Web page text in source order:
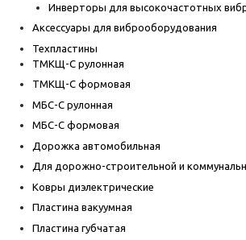
Инверторы для высокочастотных
Аксессуары для виброоборудования
Техпластины
ТМКЩ-С рулонная
ТМКЩ-С формовая
МБС-С рулонная
МБС-С формовая
Дорожка автомобильная
Для дорожно-строительной и
Ковры диэлектрические
Пластина вакуумная
Пластина губчатая